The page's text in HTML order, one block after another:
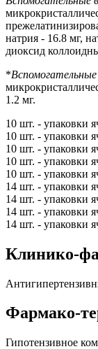
натрия - 16.8 мг,
диоксид
*
1.2 мг.
10 шт. - упаковки
10 шт. - упаковки
10 шт. - упаковки
10 шт. - упаковки
10 шт. - упаковки
14 шт. - упаковки
14 шт. - упаковки
14 шт. - упаковки
14 шт. - упаковки
Клинико-
Фармако-
Гипотензивное